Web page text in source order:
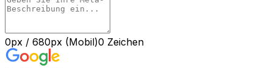
0px / 680px (Mobil)0 Zeichen